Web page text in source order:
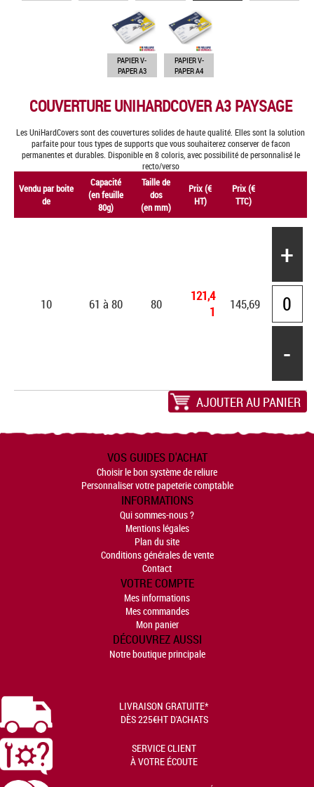
PAPIER V-
PAPER A3
PAPIER V-
PAPER A4
COUVERTURE UNIHARDCOVER A3 PAYSAGE
Les UniHardCovers sont des couvertures solides de haute qualité. Elles sont la solution
parfaite pour tous types de supports que vous souhaiterez conserver de facon
permanentes et durables. Disponible en 8 coloris, avec possibilité de personnalisé le
recto/verso
Vendu par boite
de
Capacité
(en feuille
80g)
Taille de
dos
(en mm)
Prix (€
HT)
Prix (€
TTC)
10 61 à 80 80
121,4
1
145,69
+
-
AJOUTER AU PANIER
VOS GUIDES D'ACHAT
Choisir le bon système de reliure
Personnaliser votre papeterie comptable
INFORMATIONS
Qui sommes-nous ?
Mentions légales
Plan du site
Conditions générales de vente
Contact
VOTRE COMPTE
Mes informations
Mes commandes
Mon panier
DÉCOUVREZ AUSSI
Notre boutique principale
LIVRAISON GRATUITE*
DÈS 225€HT D'ACHATS
SERVICE CLIENT
À VOTRE ÉCOUTE